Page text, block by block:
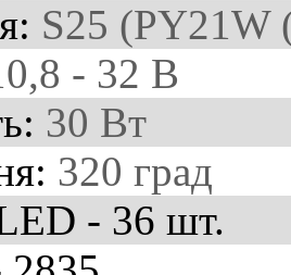
S25 (PY21W
- 32 В
30 Вт
320 град
- 36 шт.